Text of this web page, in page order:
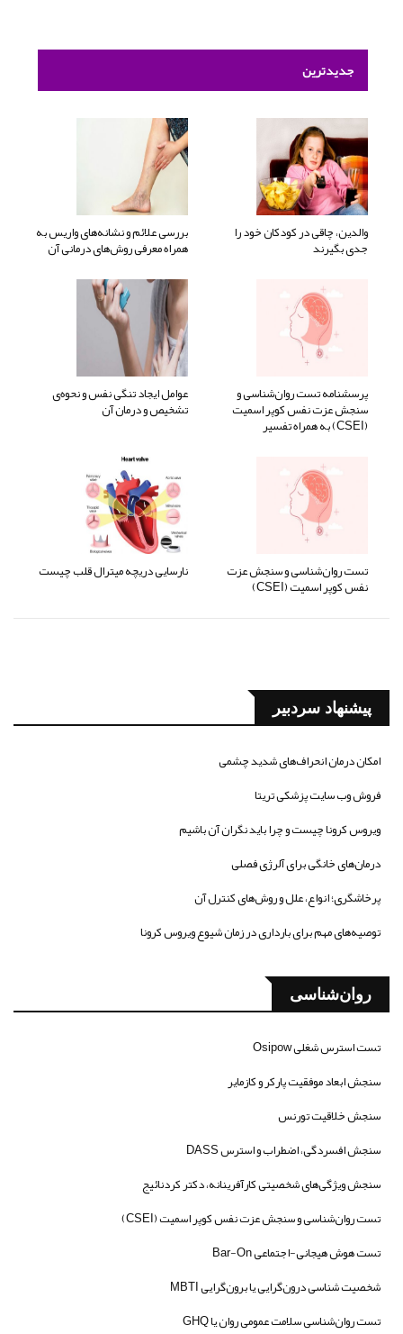
جدیدترین
والدین، چاقی در کودکان خود را
جدی بگیرند
بررسی علائم و نشانه‌های واریس به
همراه معرفی روش‌های درمانی آن
پرسشنامه تست روان‌شناسی و
سنجش عزت نفس کوپر اسمیت
(CSEI) به همراه تفسیر
عوامل ایجاد تنگی نفس و نحوه‌ی
تشخیص و درمان آن
تست روان‌شناسی و سنجش عزت
نفس کوپر اسمیت (CSEI)
نارسایی دریچه میترال قلب چیست
پیشنهاد سردبیر
امکان درمان انحراف‌های شدید چشمی
فروش وب سایت پزشکی تریتا
ویروس کرونا چیست و چرا باید نگران آن باشیم
درمان‌های خانگی برای آلرژی فصلی
پرخاشگری؛ انواع، علل و روش‌های کنترل آن
توصیه‌های مهم برای بارداری در زمان شیوع ویروس کرونا
روان‌شناسی
تست استرس شغلی Osipow
سنجش ابعاد موفقیت پارکر و کازمایر
سنجش خلاقیت تورنس
سنجش افسردگی، اضطراب و استرس DASS
سنجش ویژگی‌های شخصیتی کارآفرینانه، دکتر کردنائیج
تست روان‌شناسی و سنجش عزت نفس کوپر اسمیت (CSEI)
تست هوش هیجانی-اجتماعی Bar-On
شخصیت شناسی درون‌گرایی یا برون‌گرایی MBTI
تست روان‌شناسی سلامت عمومی روان یا GHQ